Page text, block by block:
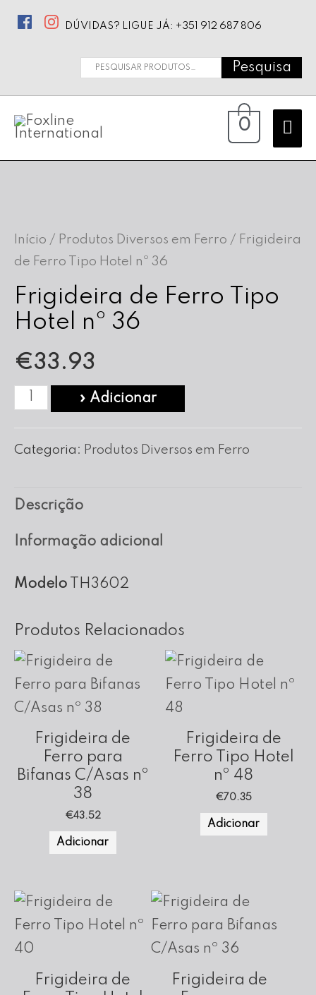
DÚVIDAS? LIGUE JÁ: +351 912 687 806
Pesquisar
Pesquisa
0
Início / Produtos Diversos em Ferro / Frigideira
de Ferro Tipo Hotel nº 36
Frigideira de Ferro Tipo
Hotel nº 36
€33.93
Quantidade
Frigideira
Tipo
Hotel
36
» Adicionar
Categoria: Produtos Diversos em Ferro
Descrição
Informação adicional
Modelo TH3602
Produtos Relacionados
Frigideira de
Ferro para
Bifanas C/Asas nº
38
€43.52
Adicionar
Frigideira de
Ferro Tipo Hotel
nº 48
€70.35
Adicionar
Frigideira de
Frigideira de